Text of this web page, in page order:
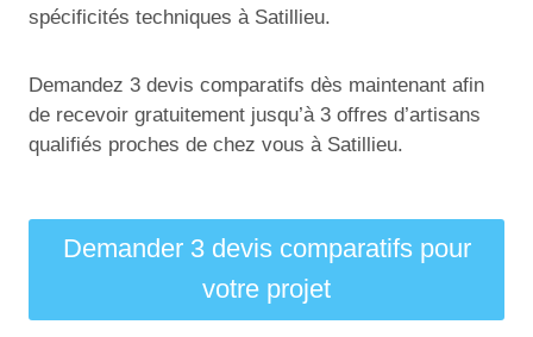
spécificités techniques à Satillieu.
Demandez 3 devis comparatifs dès maintenant afin
de recevoir gratuitement jusqu’à 3 offres d’artisans
qualifiés proches de chez vous à Satillieu.
Demander 3 devis comparatifs pour
votre projet